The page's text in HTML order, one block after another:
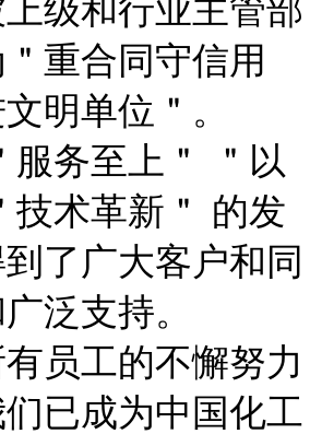
级和行业主管部
重合同守信用
明单位＂。
服务至上＂ ＂以
技术革新＂ 的发
了广大客户和同
泛支持。
员工的不懈努力
已成为中国化工